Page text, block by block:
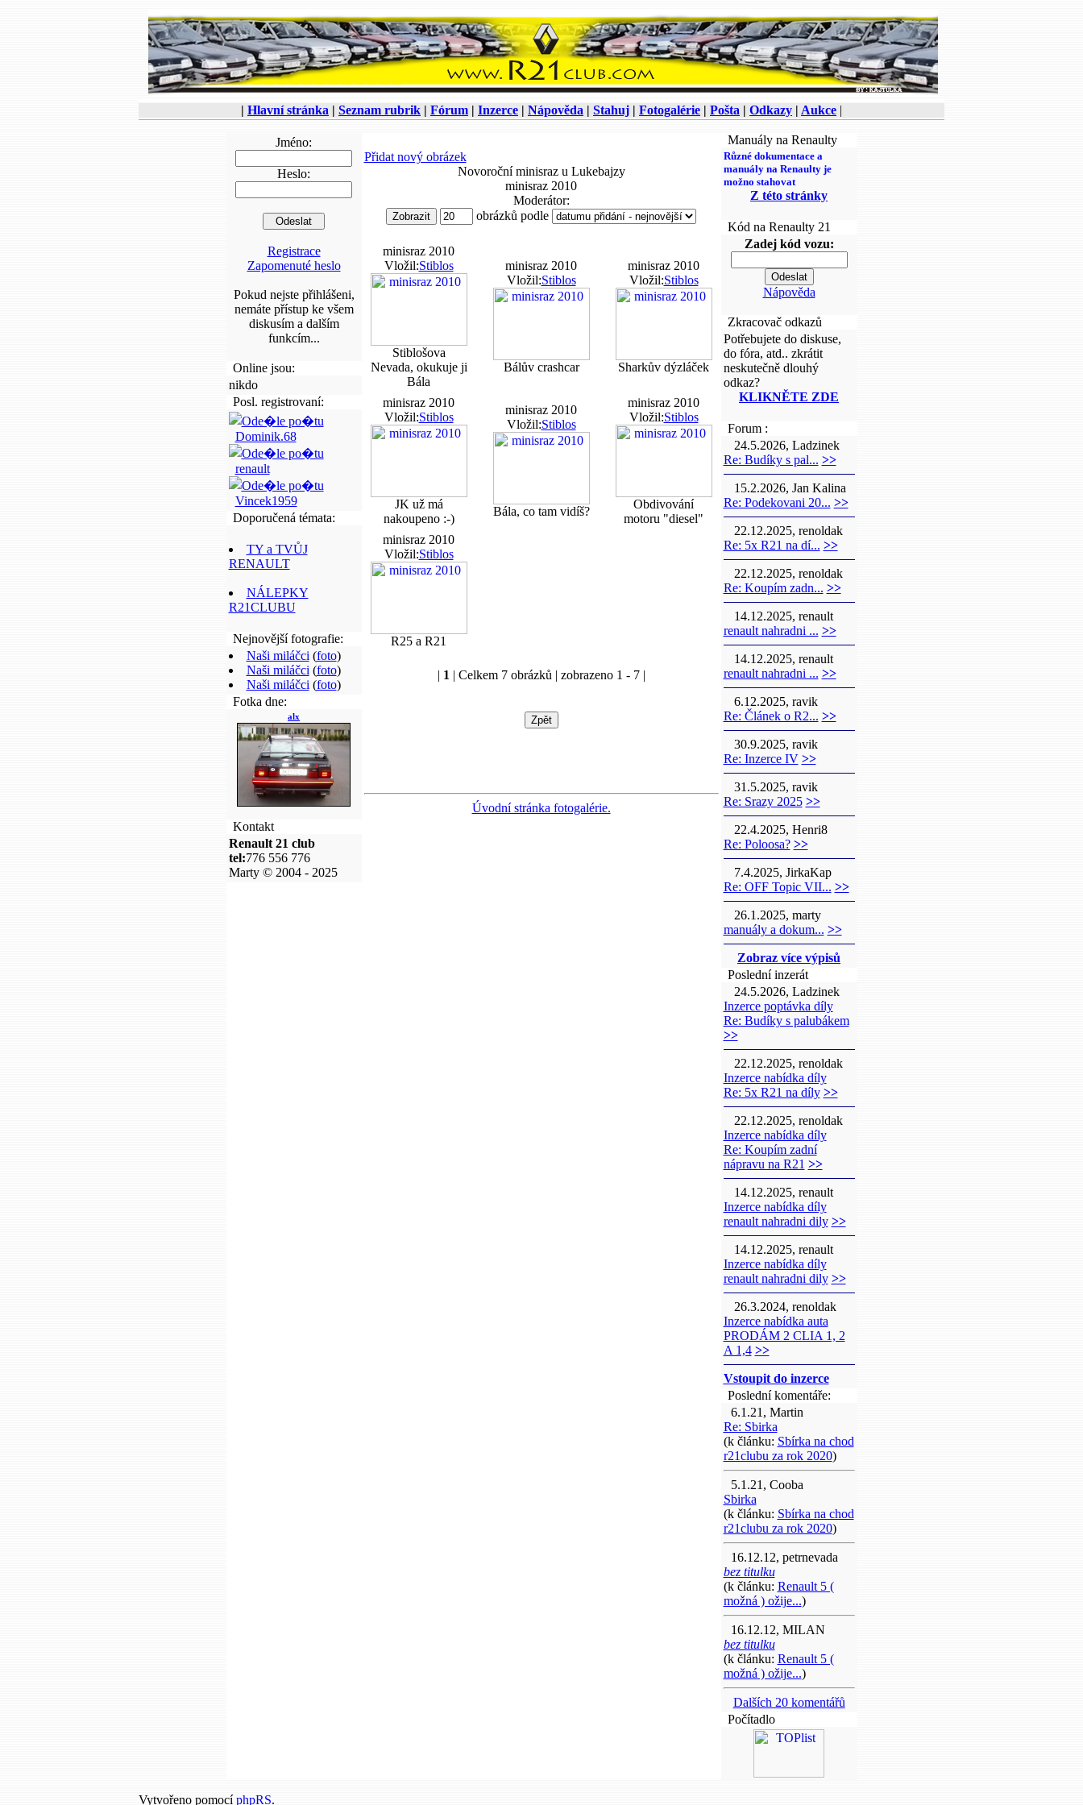
| Hlavní stránka | Seznam rubrik | Fórum | Inzerce | Nápověda | Stahuj | Fotogalérie | Pošta | Odkazy | Aukce |
Jméno:
Heslo:
Registrace
Zapomenuté heslo
Pokud nejste přihlášeni,
nemáte přístup ke všem
diskusím a dalším
funkcím...
Online jsou:
nikdo
Posl. registrovaní:
Dominik.68
renault
Vincek1959
Doporučená témata:
TY a TVŮJ
RENAULT
NÁLEPKY
R21CLUBU
Nejnovější fotografie:
Naši miláčci (foto)
Naši miláčci (foto)
Naši miláčci (foto)
Fotka dne:
alx
Kontakt
Renault 21 club
tel:776 556 776
Marty © 2004 - 2025
Přidat nový obrázek
Novoroční minisraz u Lukebajzy
minisraz 2010
Moderátor:
obrázků podle
minisraz 2010
Vložil:Stiblos
Stiblošova
Nevada, okukuje ji
Bála
minisraz 2010
Vložil:Stiblos
Bálův crashcar
minisraz 2010
Vložil:Stiblos
Sharkův dýzláček
minisraz 2010
Vložil:Stiblos
JK už má
nakoupeno :-)
minisraz 2010
Vložil:Stiblos
Bála, co tam vidíš?
minisraz 2010
Vložil:Stiblos
Obdivování
motoru "diesel"
minisraz 2010
Vložil:Stiblos
R25 a R21
| 1 | Celkem 7 obrázků | zobrazeno 1 - 7 |
Úvodní stránka fotogalérie.
Manuály na Renaulty
Různé dokumentace a
manuály na Renaulty je
možno stahovat
Z této stránky
Kód na Renaulty 21
Zadej kód vozu:
Nápověda
Zkracovač odkazů
Potřebujete do diskuse,
do fóra, atd.. zkrátit
neskutečně dlouhý
odkaz?
KLIKNĚTE ZDE
Forum :
24.5.2026, Ladzinek
Re: Budíky s pal... >>
15.2.2026, Jan Kalina
Re: Podekovani 20... >>
22.12.2025, renoldak
Re: 5x R21 na dí... >>
22.12.2025, renoldak
Re: Koupím zadn... >>
14.12.2025, renault
renault nahradni ... >>
14.12.2025, renault
renault nahradni ... >>
6.12.2025, ravik
Re: Článek o R2... >>
30.9.2025, ravik
Re: Inzerce IV >>
31.5.2025, ravik
Re: Srazy 2025 >>
22.4.2025, Henri8
Re: Poloosa? >>
7.4.2025, JirkaKap
Re: OFF Topic VII... >>
26.1.2025, marty
manuály a dokum... >>
Zobraz více výpisů
Poslední inzerát
24.5.2026, Ladzinek
Inzerce poptávka díly
Re: Budíky s palubákem
>>
22.12.2025, renoldak
Inzerce nabídka díly
Re: 5x R21 na díly >>
22.12.2025, renoldak
Inzerce nabídka díly
Re: Koupím zadní
nápravu na R21 >>
14.12.2025, renault
Inzerce nabídka díly
renault nahradni dily >>
14.12.2025, renault
Inzerce nabídka díly
renault nahradni dily >>
26.3.2024, renoldak
Inzerce nabídka auta
PRODÁM 2 CLIA 1, 2
A 1,4 >>
Vstoupit do inzerce
Poslední komentáře:
6.1.21, Martin
Re: Sbirka
(k článku: Sbírka na chod
r21clubu za rok 2020)
5.1.21, Cooba
Sbirka
(k článku: Sbírka na chod
r21clubu za rok 2020)
16.12.12, petrnevada
bez titulku
(k článku: Renault 5 (
možná ) ožije...)
16.12.12, MILAN
bez titulku
(k článku: Renault 5 (
možná ) ožije...)
Dalších 20 komentářů
Počítadlo
Vytvořeno pomocíphpRS.